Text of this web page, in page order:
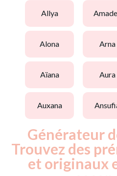
allya
alona arna
aïana aura
auxana
Générateur
Trouvez des
et originaux